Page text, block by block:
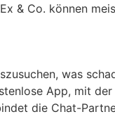
& Co. können
was
App, mit
die Chat-